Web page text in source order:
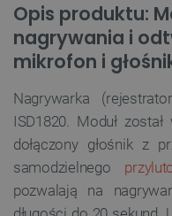
Opis produktu:
nagrywania i
mikrofon i
Nagrywarka
ISD1820. Moduł
dołączony głośnik z
samodzielnego
pozwalają na